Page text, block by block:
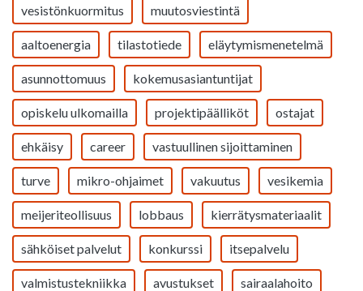
vesistönkuormitus muutosviestintä
aaltoenergia tilastotiede eläytymismenetelmä
asunnottomuus kokemusasiantuntijat
opiskelu ulkomailla projektipäälliköt ostajat
ehkäisy career vastuullinen sijoittaminen
turve mikro-ohjaimet vakuutus vesikemia
meijeriteollisuus lobbaus kierrätysmateriaalit
sähköiset palvelut konkurssi itsepalvelu
valmistustekniikka avustukset sairaalahoito